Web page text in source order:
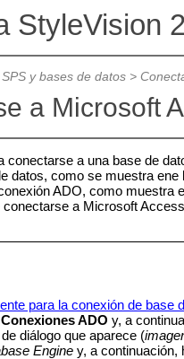
StyleVision
y bases de datos>
a Microsoft
conectarse a una base de
datos, como se muestra ene
ADO, como muestra
conectarse a Microsoft
para la conexión de base
Conexiones ADO y, a
diálogo que aparece (
Enginey, a continuación,